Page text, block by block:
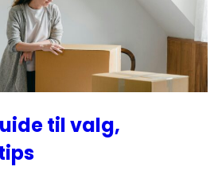
til valg,